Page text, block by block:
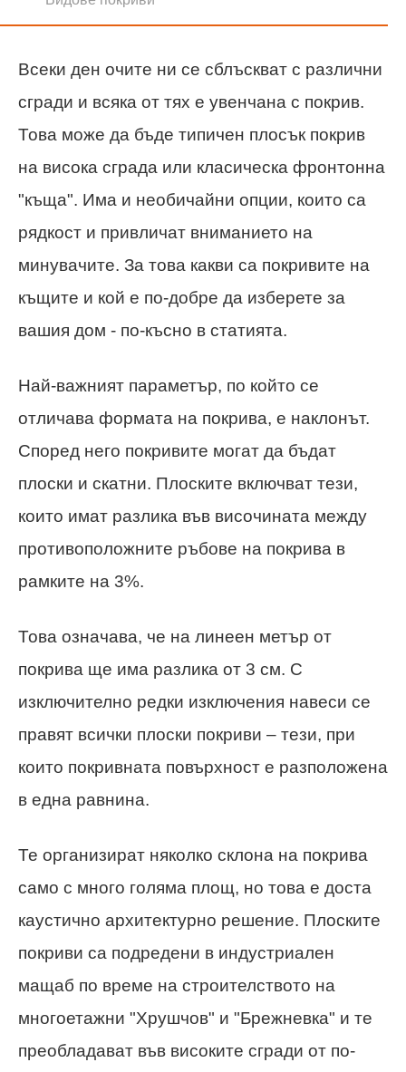
Всеки ден очите ни се сблъскват с различни
сгради и всяка от тях е увенчана с покрив.
Това може да бъде типичен плосък покрив
на висока сграда или класическа фронтонна
"къща". Има и необичайни опции, които са
рядкост и привличат вниманието на
минувачите. За това какви са покривите на
къщите и кой е по-добре да изберете за
вашия дом - по-късно в статията.
Най-важният параметър, по който се
отличава формата на покрива, е наклонът.
Според него покривите могат да бъдат
плоски и скатни. Плоските включват тези,
които имат разлика във височината между
противоположните ръбове на покрива в
рамките на 3%.
Това означава, че на линеен метър от
покрива ще има разлика от 3 см. С
изключително редки изключения навеси се
правят всички плоски покриви – тези, при
които покривната повърхност е разположена
в една равнина.
Те организират няколко склона на покрива
само с много голяма площ, но това е доста
каустично архитектурно решение. Плоските
покриви са подредени в индустриален
мащаб по време на строителството на
многоетажни "Хрушчов" и "Брежневка" и те
преобладават във високите сгради от по-